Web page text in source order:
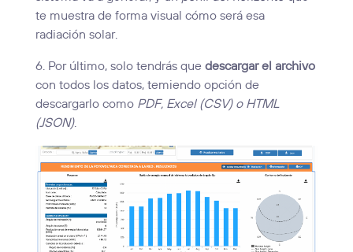
te muestra de forma visual cómo será esa
radiación solar.
6. Por último, solo tendrás que descargar el archivo
con todos los datos, temiendo opción de
descargarlo como PDF, Excel (CSV) o HTML
(JSON).